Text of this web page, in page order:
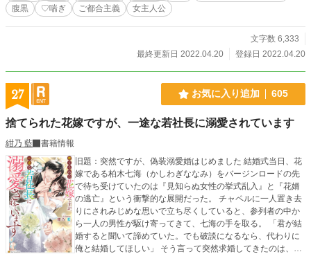
腹黒
♡喘ぎ ご都合主義 女主人公
文字数 6,333
最終更新日 2022.04.20
登録日 2022.04.20
27 お気に入り追加 605
捨てられた花嫁ですが、一途な若社長に溺愛されています
紺乃 藍
書籍情報
旧題：突然ですが、偽装溺愛婚はじめました 結婚式当日、花
嫁である柏木七海（かしわぎななみ）をバージンロードの先
で待ち受けていたのは『見知らぬ女性の挙式乱入』と『花婿
の逃亡』という衝撃的な展開だった。 チャペルに一人置き去
りにされみじめな思いで立ち尽くしていると、参列者の中か
ら一人の男性が駆け寄ってきて、七海の手を取る。 「君が結
婚すると聞いて諦めていた。でも破談になるなら、代わりに
俺と結婚してほしい」 そう言って突然求婚してきたのは、七